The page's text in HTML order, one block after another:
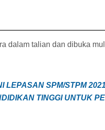
dalam talian dan dibuka
LEPASAN SPM/STPM 2021
TINGGI UNTUK